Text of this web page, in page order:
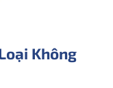
Không